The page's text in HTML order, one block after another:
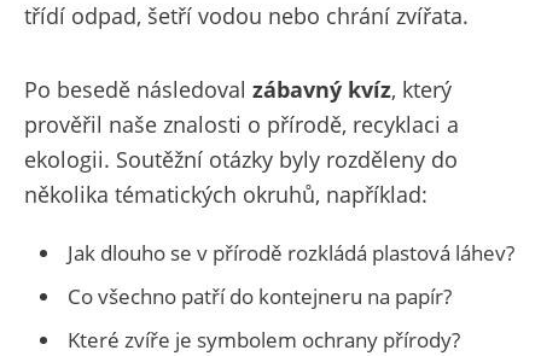
třídí odpad, šetří vodou nebo chrání zvířata.
Po besedě následoval zábavný kvíz, který
prověřil naše znalosti o přírodě, recyklaci a
ekologii. Soutěžní otázky byly rozděleny do
několika tématických okruhů, například:
Jak dlouho se v přírodě rozkládá plastová láhev?
Co všechno patří do kontejneru na papír?
Které zvíře je symbolem ochrany přírody?